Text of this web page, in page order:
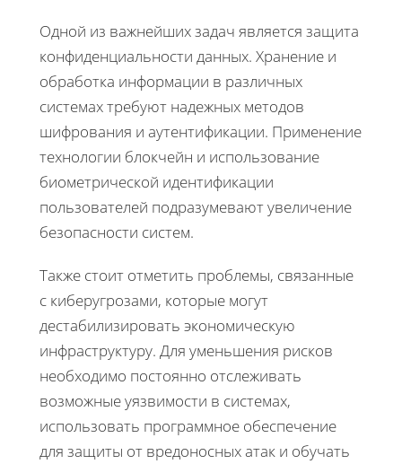
Одной из важнейших задач является защита
конфиденциальности данных. Хранение и
обработка информации в различных
системах требуют надежных методов
шифрования и аутентификации. Применение
технологии блокчейн и использование
биометрической идентификации
пользователей подразумевают увеличение
безопасности систем.
Также стоит отметить проблемы, связанные
с киберугрозами, которые могут
дестабилизировать экономическую
инфраструктуру. Для уменьшения рисков
необходимо постоянно отслеживать
возможные уязвимости в системах,
использовать программное обеспечение
для защиты от вредоносных атак и обучать